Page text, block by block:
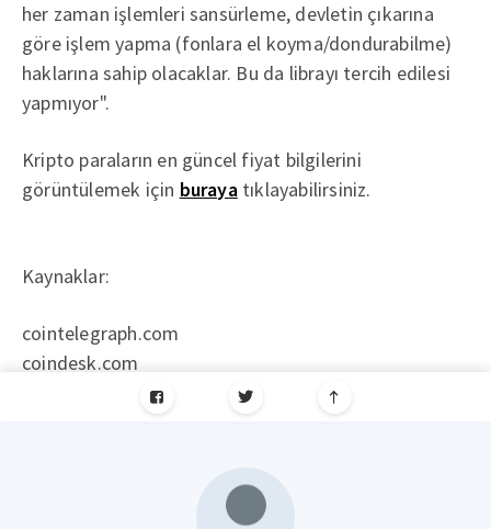
her zaman işlemleri sansürleme, devletin çıkarına
göre işlem yapma (fonlara el koyma/dondurabilme)
haklarına sahip olacaklar. Bu da librayı tercih edilesi
yapmıyor".
Kripto paraların en güncel fiyat bilgilerini
görüntülemek için burayatıklayabilirsiniz.
Kaynaklar:
cointelegraph.com
coindesk.com